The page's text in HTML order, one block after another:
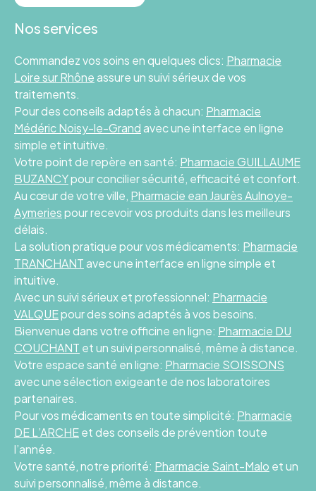
Nos services
Commandez vos soins en quelques clics: Pharmacie
Loire sur Rhôneassure un suivi sérieux de vos
traitements.
Pour des conseils adaptés à chacun: Pharmacie
Médéric Noisy-le-Grandavec une interface en ligne
simple et intuitive.
Votre point de repère en santé: Pharmacie GUILLAUME
BUZANCYpour concilier sécurité, efficacité et confort.
Au cœur de votre ville, Pharmacie ean Jaurès Aulnoye-
Aymeriespour recevoir vos produits dans les meilleurs
délais.
La solution pratique pour vos médicaments: Pharmacie
TRANCHANTavec une interface en ligne simple et
intuitive.
Avec un suivi sérieux et professionnel: Pharmacie
VALQUEpour des soins adaptés à vos besoins.
Bienvenue dans votre officine en ligne: Pharmacie DU
COUCHANT et un suivi personnalisé, même à distance.
Votre espace santé en ligne: Pharmacie SOISSONS
avec une sélection exigeante de nos laboratoires
partenaires.
Pour vos médicaments en toute simplicité: Pharmacie
DE L’ARCHEet des conseils de prévention toute
l’année.
Votre santé, notre priorité: Pharmacie Saint-Malo et un
suivi personnalisé, même à distance.